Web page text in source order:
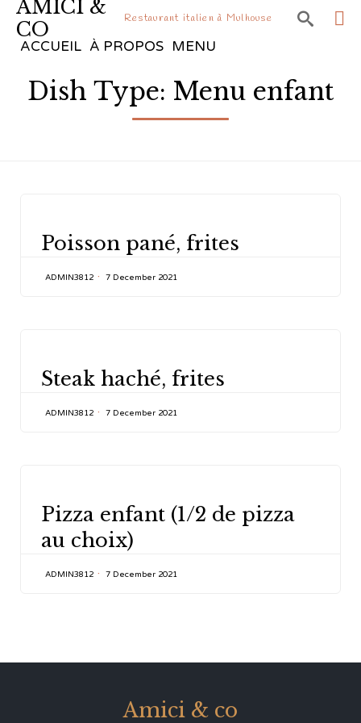
AMICI &
CO
Restaurant italien à Mulhouse 
ACCUEIL À PROPOS MENU
Dish Type: Menu enfant
Poisson pané, frites
ADMIN3812 7 December 2021
Steak haché, frites
ADMIN3812 7 December 2021
Pizza enfant (1/2 de pizza
au choix)
ADMIN3812 7 December 2021
Amici & co